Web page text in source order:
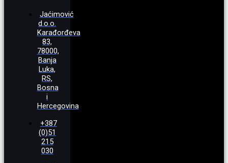
Jaćimović
d.o.o.
Karađorđeva
83,
78000,
Banja
Luka,
RS,
Bosna
i
Hercegovina
+387
(0)51
215
030